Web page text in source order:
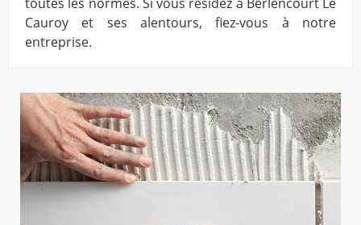
Cauroy et ses alentours, fiez-vous à notre
entreprise.